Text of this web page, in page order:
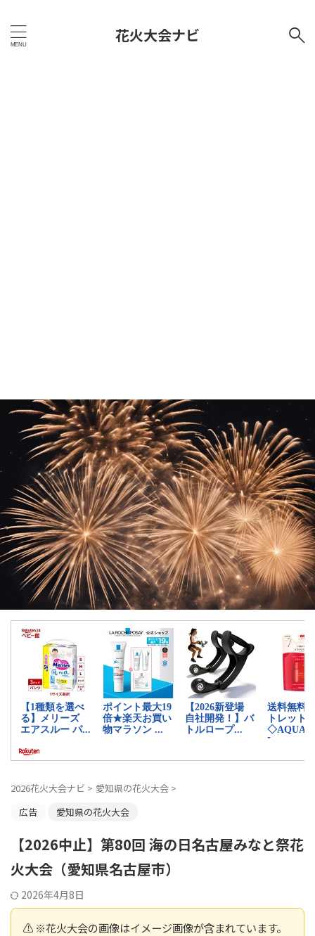
花火大会ナビ
2026花火大会ナビ > 愛知県の花火大会 >
広告
愛知県の花火大会
【2026中止】第80回 海の日名古屋みなと祭花
火大会（愛知県名古屋市）
2026年4月8日
⚠️ ※花火大会の画像はイメージ画像が含まれています。